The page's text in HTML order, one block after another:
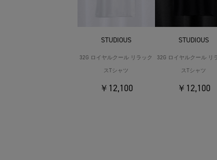
STUDIOUS
32G ロイヤルクール リラック
スTシャツ
￥12,100
STUDIOUS
32G ロイヤルクール リ
スTシャツ
￥12,100